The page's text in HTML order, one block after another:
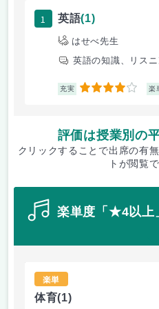
1 英語(1)
はせべ先生
英語の知識、リス
充実 4 楽
評価は授業別の
クリックすることで出席の有
トが閲覧
楽単度「★4以上
楽単
体育(1)